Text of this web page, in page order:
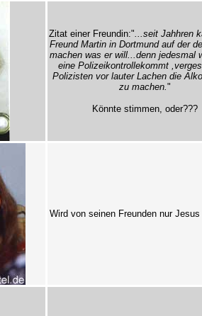
Zitat einer Freundin:"...seit Jahhren
Freund Martin in Dortmund auf der
machen was er will...denn jedesmal
eine Polizeikontrollekommt
Polizisten vor lauter Lachen die
zu machen."
Könnte stimmen, oder???
Wird von seinen Freunden nur